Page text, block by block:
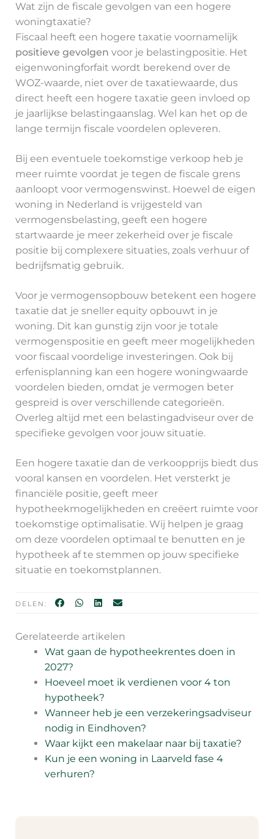
Wat zijn de fiscale gevolgen van een hogere
woningtaxatie?
Fiscaal heeft een hogere taxatie voornamelijk
positieve gevolgen voor je belastingpositie. Het
eigenwoningforfait wordt berekend over de
WOZ-waarde, niet over de taxatiewaarde, dus
direct heeft een hogere taxatie geen invloed op
je jaarlijkse belastingaanslag. Wel kan het op de
lange termijn fiscale voordelen opleveren.
Bij een eventuele toekomstige verkoop heb je
meer ruimte voordat je tegen de fiscale grens
aanloopt voor vermogenswinst. Hoewel de eigen
woning in Nederland is vrijgesteld van
vermogensbelasting, geeft een hogere
startwaarde je meer zekerheid over je fiscale
positie bij complexere situaties, zoals verhuur of
bedrijfsmatig gebruik.
Voor je vermogensopbouw betekent een hogere
taxatie dat je sneller equity opbouwt in je
woning. Dit kan gunstig zijn voor je totale
vermogenspositie en geeft meer mogelijkheden
voor fiscaal voordelige investeringen. Ook bij
erfenisplanning kan een hogere woningwaarde
voordelen bieden, omdat je vermogen beter
gespreid is over verschillende categorieën.
Overleg altijd met een belastingadviseur over de
specifieke gevolgen voor jouw situatie.
Een hogere taxatie dan de verkoopprijs biedt dus
vooral kansen en voordelen. Het versterkt je
financiële positie, geeft meer
hypotheekmogelijkheden en creëert ruimte voor
toekomstige optimalisatie. Wij helpen je graag
om deze voordelen optimaal te benutten en je
hypotheek af te stemmen op jouw specifieke
situatie en toekomstplannen.
DELEN:
Gerelateerde artikelen
Wat gaan de hypotheekrentes doen in
2027?
Hoeveel moet ik verdienen voor 4 ton
hypotheek?
Wanneer heb je een verzekeringsadviseur
nodig in Eindhoven?
Waar kijkt een makelaar naar bij taxatie?
Kun je een woning in Laarveld fase 4
verhuren?